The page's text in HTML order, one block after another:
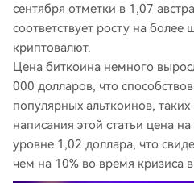
сентября отметки в 1,07
соответствует росту на
криптовалют.
Цена биткоина немного
000 долларов, что
популярных альткоинов,
написания этой статьи цена
уровне 1,02 доллара, что
чем на 10% во время